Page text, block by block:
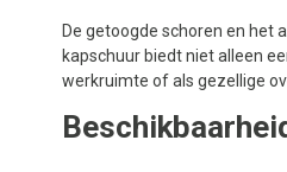
De getoogde schoren en het
kapschuur biedt niet alleen
werkruimte of als gezellige